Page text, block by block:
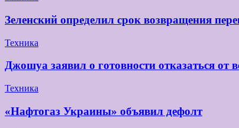
Зеленский определил срок возвращения
Техника
Джошуа заявил о готовности отказаться от
Техника
«Нафтогаз Украины» объявил дефолт